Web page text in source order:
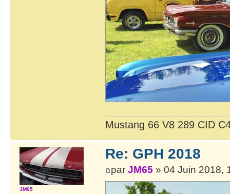
Mustang 66 V8 289 CID
Re: GPH 2018
par JM65 » 04 Juin 2018,
JM65